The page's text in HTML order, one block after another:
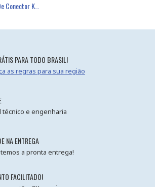
PARA TODO BRASIL!
as regras para sua região
técnico e engenharia
NA ENTREGA
a pronta entrega!
FACILITADO!